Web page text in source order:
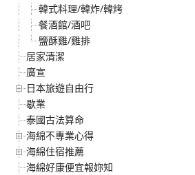
韓式料理/韓炸/韓烤
餐酒館/酒吧
鹽酥雞/雞排
居家清潔
廣宣
日本旅遊自由行
歇業
泰國古法算命
海綿不專業心得
海綿住宿推薦
海綿好康便宜報妳知